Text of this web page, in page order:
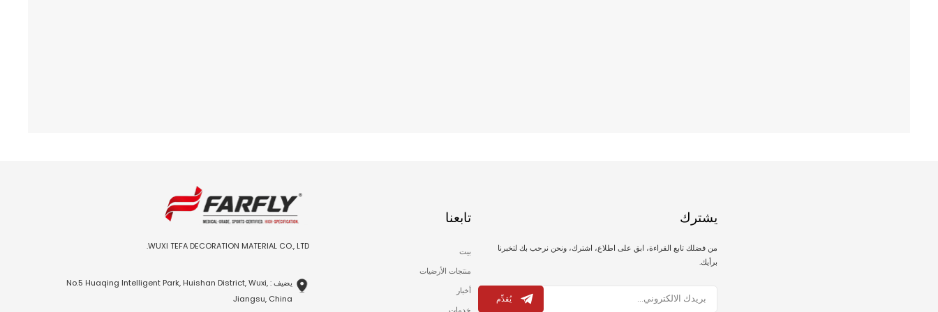
WUXI TEFA DECORATION MATERIAL CO., LTD.
يضيف : No.5 Huaqing Intelligent Park, Huishan District, Wuxi,
Jiangsu, China
تابعنا
بيت
منتجات الأرضيات
أخبار
يشترك
من فضلك تابع القراءة، ابق على اطلاع، اشترك، ونحن نرحب بك لتخبرنا
برأيك.
يُقدِّم